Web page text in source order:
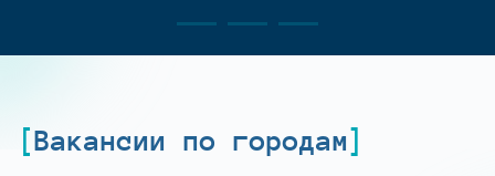
Вакансии по городам